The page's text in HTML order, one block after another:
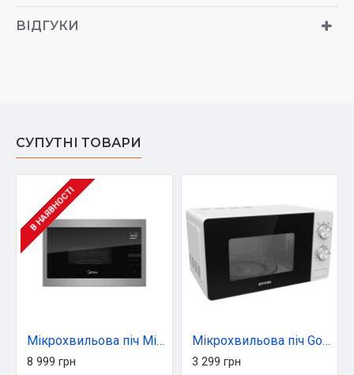
ВІДГУКИ
СУПУТНІ ТОВАРИ
В НАЯВНОСТІ
Мікрохвильова піч Midea MI10250GBX
8 999 грн
Мікрохвильова піч Gorenje MO20E1W
3 299 грн